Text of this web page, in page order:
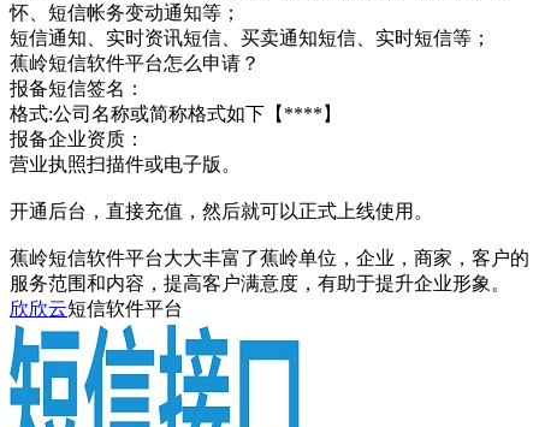
怀、短信帐务变动通知等；
短信通知、实时资讯短信、买卖通知短信、实时短信等；
蕉岭短信软件平台怎么申请？
报备短信签名：
格式:公司名称或简称格式如下【****】
报备企业资质：
营业执照扫描件或电子版。
开通后台，直接充值，然后就可以正式上线使用。
蕉岭短信软件平台大大丰富了蕉岭单位，企业，商家，客户的
服务范围和内容，提高客户满意度，有助于提升企业形象。
欣欣云短信软件平台